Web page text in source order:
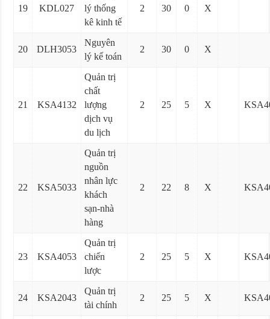
19 KDL027
lý thống
kê kinh tế
2 30 0 X
20 DLH3053
Nguyên
lý kế toán
2 30 0 X
21 KSA4132
Quản trị
chất
lượng
dịch vụ
du lịch
2 25 5 X
22 KSA5033
Quản trị
nguồn
nhân lực
khách
sạn-nhà
hàng
2 22 8 X
23 KSA4053
Quản trị
chiến
lược
2 25 5 X
24 KSA2043
Quản trị
tài chính
2 25 5 X